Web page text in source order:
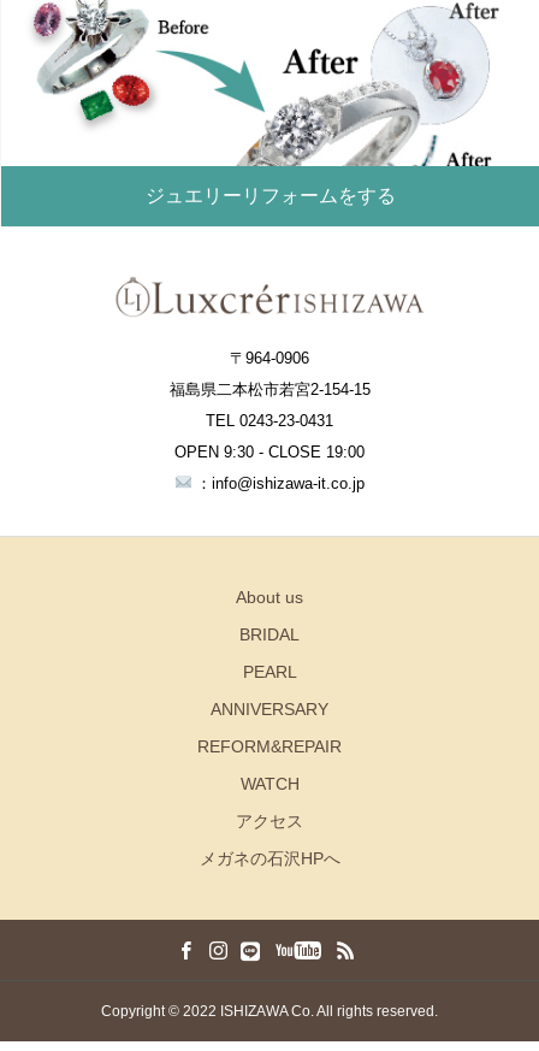
ジュエリーリフォームをする
〒964-0906
福島県二本松市若宮2-154-15
TEL 0243-23-0431
OPEN 9:30 - CLOSE 19:00
：info@ishizawa-it.co.jp
About us
BRIDAL
PEARL
ANNIVERSARY
REFORM&REPAIR
WATCH
アクセス
メガネの石沢HPへ
Copyright © 2022 ISHIZAWA Co. All rights reserved.